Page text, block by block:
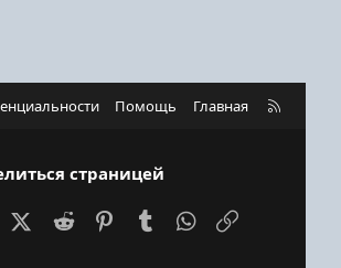
Помощь Главная
R
страницей
FacebookX (Twitter)
Reddit PinterestTumblr WhatsApp